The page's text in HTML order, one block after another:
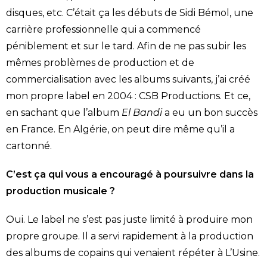
disques, etc. C’était ça les débuts de Sidi Bémol, une
carrière professionnelle qui a commencé
péniblement et sur le tard. Afin de ne pas subir les
mêmes problèmes de production et de
commercialisation avec les albums suivants, j’ai créé
mon propre label en 2004 : CSB Productions. Et ce,
en sachant que l’album El Bandia eu un bon succès
en France. En Algérie, on peut dire même qu’il a
cartonné.
C’est ça qui vous a encouragé à poursuivre dans la
production musicale ?
Oui. Le label ne s’est pas juste limité à produire mon
propre groupe. Il a servi rapidement à la production
des albums de copains qui venaient répéter à L’Usine.